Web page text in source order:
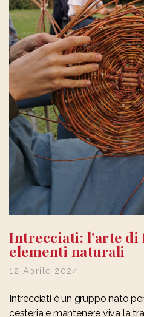
Intrecciati: l’arte di
elementi naturali
12 Aprile 2024
Intrecciati è un gruppo nato
cesteria e mantenere viva la